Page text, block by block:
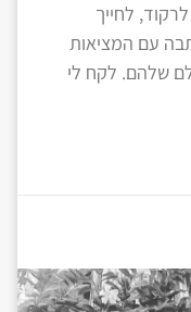
לחייך
עם המציאות
שלהם. לקח לי